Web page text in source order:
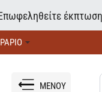
ΜΕΝΟΥ